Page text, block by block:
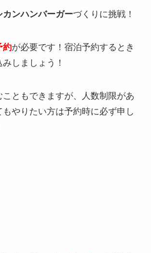
カンハンバーガーづくりに挑戦！
約が必要です！宿泊予約するとき
しましょう！
ともできますが、人数制限があ
もやりたい方は予約時に必ず申し